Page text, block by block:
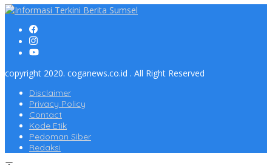
copyright 2020. coganews.co.id . All Right Reserved
Disclaimer
Privacy Policy
Contact
Kode Etik
Pedoman Siber
Redaksi